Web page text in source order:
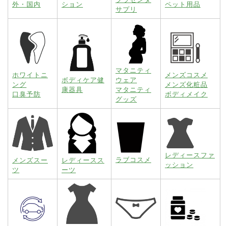
外・国内
ション
サプリ
ペット用品
ホワイトニ
ング
口臭予防
ボディケア健
康器具
マタニティ
ウェア
マタニティ
グッズ
メンズコスメ
メンズ化粧品
ボディメイク
メンズスー
ツ
レディースス
ーツ
ラブコスメ
レディースファ
ッション